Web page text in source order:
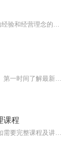
课程